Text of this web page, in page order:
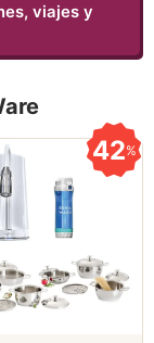
viajes y
42%